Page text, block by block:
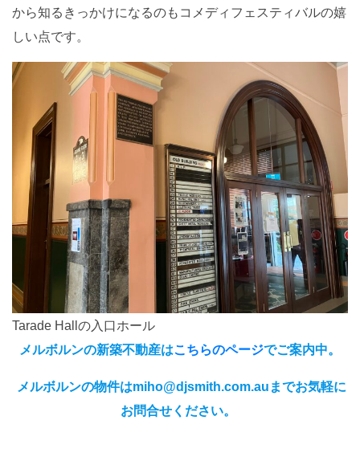
から知るきっかけになるのもコメディフェスティバルの嬉
しい点です。
Tarade Hallの入口ホール
メルボルンの新築不動産はこちらのページでご案内中。
メルボルンの物件はmiho@djsmith.com.auまでお気軽に
お問合せください。